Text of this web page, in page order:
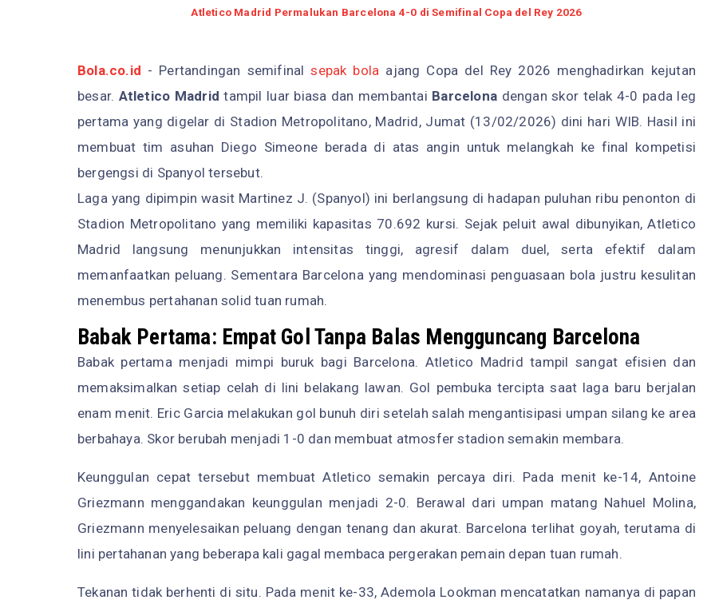
Atletico Madrid Permalukan Barcelona 4-0 di Semifinal Copa del Rey 2026
Bola.co.id - Pertandingan semifinalsepak bola ajang Copa del Rey 2026 menghadirkan kejutan
besar. Atletico Madrid tampil luar biasa dan membantai Barcelona dengan skor telak 4-0 pada leg
pertama yang digelar di Stadion Metropolitano, Madrid, Jumat (13/02/2026) dini hari WIB. Hasil ini
membuat tim asuhan Diego Simeone berada di atas angin untuk melangkah ke final kompetisi
bergengsi di Spanyol tersebut.
Laga yang dipimpin wasit Martinez J. (Spanyol) ini berlangsung di hadapan puluhan ribu penonton di
Stadion Metropolitano yang memiliki kapasitas 70.692 kursi. Sejak peluit awal dibunyikan, Atletico
Madrid langsung menunjukkan intensitas tinggi, agresif dalam duel, serta efektif dalam
memanfaatkan peluang. Sementara Barcelona yang mendominasi penguasaan bola justru kesulitan
menembus pertahanan solid tuan rumah.
Babak Pertama: Empat Gol Tanpa Balas Mengguncang Barcelona
Babak pertama menjadi mimpi buruk bagi Barcelona. Atletico Madrid tampil sangat efisien dan
memaksimalkan setiap celah di lini belakang lawan. Gol pembuka tercipta saat laga baru berjalan
enam menit. Eric Garcia melakukan gol bunuh diri setelah salah mengantisipasi umpan silang ke area
berbahaya. Skor berubah menjadi 1-0 dan membuat atmosfer stadion semakin membara.
Keunggulan cepat tersebut membuat Atletico semakin percaya diri. Pada menit ke-14, Antoine
Griezmann menggandakan keunggulan menjadi 2-0. Berawal dari umpan matang Nahuel Molina,
Griezmann menyelesaikan peluang dengan tenang dan akurat. Barcelona terlihat goyah, terutama di
lini pertahanan yang beberapa kali gagal membaca pergerakan pemain depan tuan rumah.
Tekanan tidak berhenti di situ. Pada menit ke-33, Ademola Lookman mencatatkan namanya di papan